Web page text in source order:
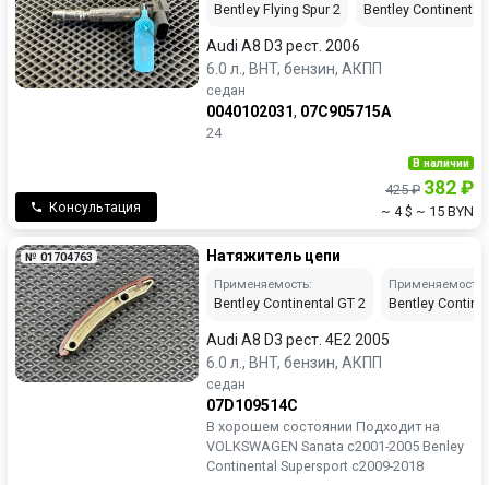
Bentley Flying Spur 2 Bentley Continental
Audi A8 D3 рест. 2006
6.0 л., BHT, бензин, АКПП
седан
0040102031, 07C905715A
24
Консультация
В наличии
425 ₽ 382 ₽
~ 4 $ ~ 15 BYN
№ 01704763 Натяжитель цепи
Применяемость:
Bentley Continental GT 2
Применяемость:
Bentley
Audi A8 D3 рест. 4E2 2005
6.0 л., BHT, бензин, АКПП
седан
07D109514C
В хорошем состоянии Подходит на
VOLKSWAGEN Sanata c2001-2005 Benley
Continental Supersport c2009-2018